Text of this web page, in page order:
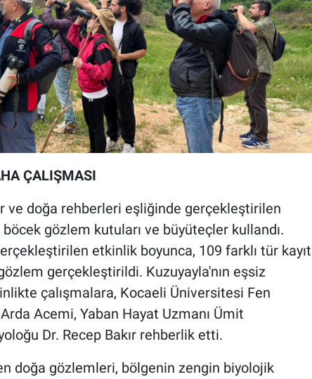
ÇALIŞMASI
ve doğa rehberleri eşliğinde gerçekleştirilen
gözlem kutuları ve büyüteçler kullandı.
etkinlik boyunca, 109 farklı tür kayıt
gerçekleştirildi. Kuzuyayla'nın eşsiz
çalışmalara, Kocaeli Üniversitesi Fen
Acemi, Yaban Hayat Uzmanı Ümit
Dr. Recep Bakır rehberlik etti.
doğa gözlemleri, bölgenin zengin biyolojik